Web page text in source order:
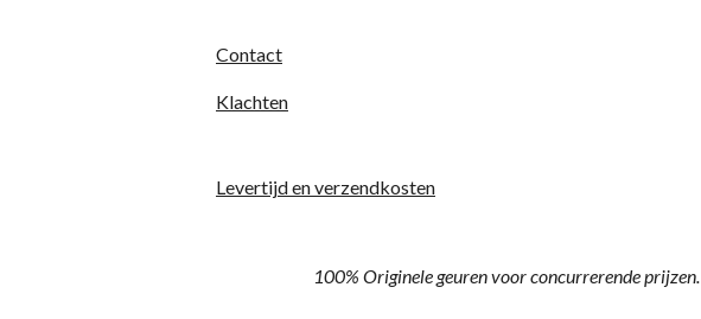
Contact
Klachten
Levertijd en verzendkosten
100% Originele geuren voor concurrerende prijzen.